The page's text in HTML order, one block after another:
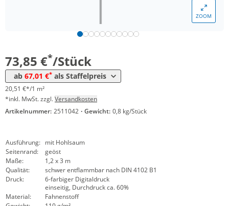
ZOOM
73,85 €*/Stück
ab 67,01 €* als Staffelpreis
71,81 € 19,95 €*/1m²
20,51 €*/1 m²
*inkl. MwSt. zzgl.Versandkosten
Artikelnummer: 2511042 · Gewicht: 0,8 kg/Stück
Ausführung: mit Hohlsaum
Seitenrand:
geöst
Maße:
1,2 x 3 m
Qualität:
schwer entflammbar nach DIN 4102 B1
Druck:
6-farbiger Digitaldruck
einseitig, Durchdruck ca. 60%
Material:
Fahnenstoff